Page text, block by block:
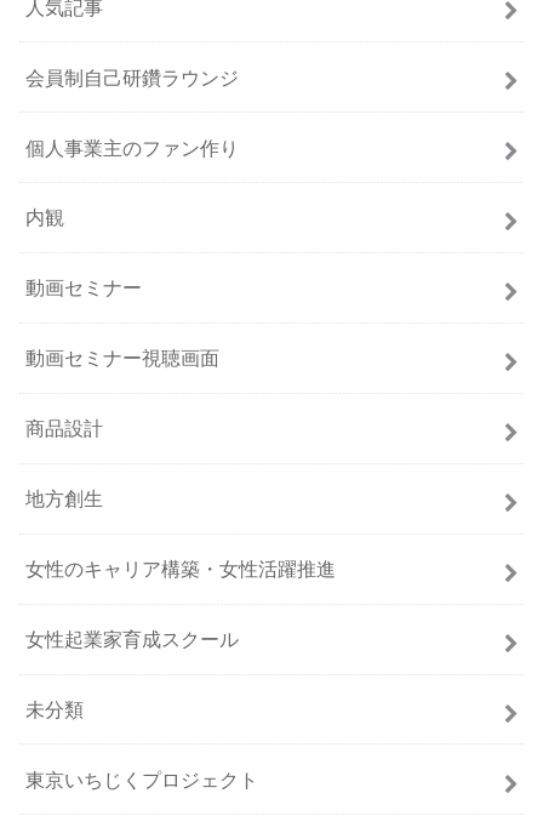
人気記事
会員制自己研鑽ラウンジ
個人事業主のファン作り
内観
動画セミナー
動画セミナー視聴画面
商品設計
地方創生
女性のキャリア構築・女性活躍推進
女性起業家育成スクール
未分類
東京いちじくプロジェクト